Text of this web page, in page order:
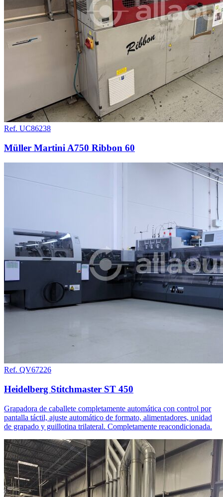
Ref. UC86238
Müller Martini A750 Ribbon 60
Ref. QV67226
Heidelberg Stitchmaster ST 450
Grapadora de caballete completamente automática con control por
pantalla táctil, ajuste automático de formato, alimentadores, unidad
de grapado y guillotina trilateral. Completamente reacondicionada.